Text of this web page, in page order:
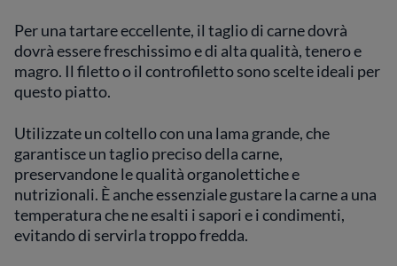
Per una tartare eccellente, il taglio di carne dovrà
dovrà essere freschissimo e di alta qualità, tenero e
magro. Il filetto o il controfiletto sono scelte ideali per
questo piatto.
Utilizzate un coltello con una lama grande, che
garantisce un taglio preciso della carne,
preservandone le qualità organolettiche e
nutrizionali. È anche essenziale gustare la carne a una
temperatura che ne esalti i sapori e i condimenti,
evitando di servirla troppo fredda.